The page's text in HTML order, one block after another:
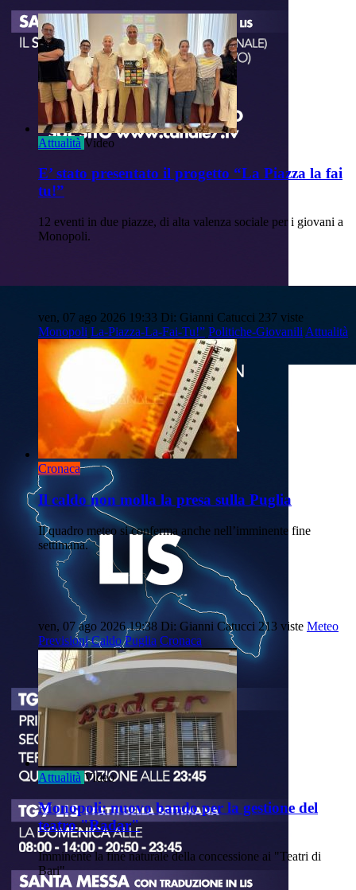
Attualità Video
E’ stato presentato il progetto “La Piazza la fai
tu!”
12 eventi in due piazze, di alta valenza sociale per i giovani a
Monopoli.
ven, 07 ago 2026 19:33 Di: Gianni Catucci 237 viste
Monopoli La-Piazza-La-Fai-Tu!” Politiche-Giovanili Attualità
Cronaca
Il caldo non molla la presa sulla Puglia
Il quadro meteo si conferma anche nell’imminente fine
settimana.
ven, 07 ago 2026 19:38 Di: Gianni Catucci 213 viste Meteo
Previsioni Caldo Puglia Cronaca
Attualità Video
Monopoli: nuovo bando per la gestione del
teatro "Radar"
Imminente la fine naturale della concessione ai "Teatri di
Bari"